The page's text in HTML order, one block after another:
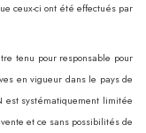
ceux-ci ont été effectués par
tenu pour responsable pour
en vigueur dans le pays de
est systématiquement limitée
et ce sans possibilités de